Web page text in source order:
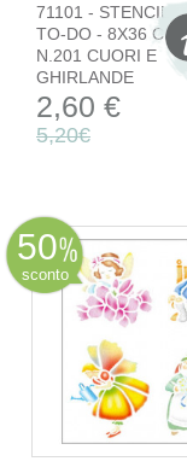
71101 - STENCIL
TO-DO - 8X36 CM
N.201 CUORI E
GHIRLANDE
2,60 €
5,20€
50
sconto